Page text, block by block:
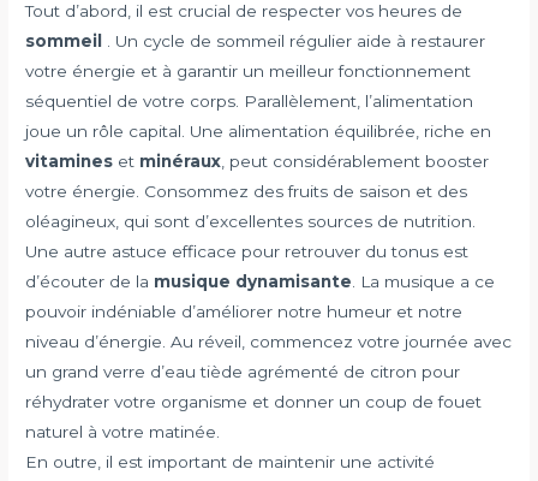
Tout d’abord, il est crucial de respecter vos heures de
sommeil
. Un cycle de sommeil régulier aide à restaurer
votre énergie et à garantir un meilleur fonctionnement
séquentiel de votre corps. Parallèlement, l’alimentation
joue un rôle capital. Une alimentation équilibrée, riche en
vitamines et minéraux , peut considérablement booster
votre énergie. Consommez des fruits de saison et des
oléagineux, qui sont d’excellentes sources de nutrition.
Une autre astuce efficace pour retrouver du tonus est
d’écouter de la musique dynamisante . La musique a ce
pouvoir indéniable d’améliorer notre humeur et notre
niveau d’énergie. Au réveil, commencez votre journée avec
un grand verre d’eau tiède agrémenté de citron pour
réhydrater votre organisme et donner un coup de fouet
naturel à votre matinée.
En outre, il est important de maintenir une activité